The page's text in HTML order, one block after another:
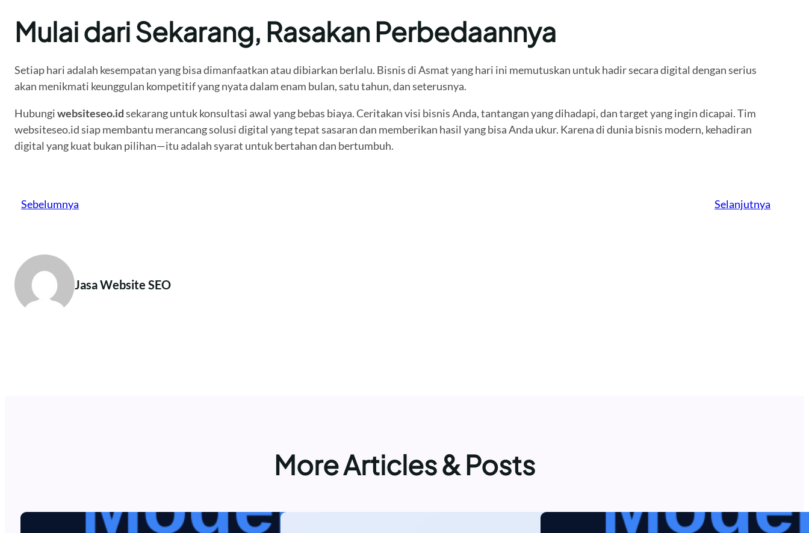
Mulai dari Sekarang, Rasakan Perbedaannya
Setiap hari adalah kesempatan yang bisa dimanfaatkan atau dibiarkan berlalu. Bisnis di Asmat yang hari ini memutuskan untuk hadir secara digital dengan serius
akan menikmati keunggulan kompetitif yang nyata dalam enam bulan, satu tahun, dan seterusnya.
Hubungiwebsiteseo.idsekarang untuk konsultasi awal yang bebas biaya. Ceritakan visi bisnis Anda, tantangan yang dihadapi, dan target yang ingin dicapai. Tim
websiteseo.id siap membantu merancang solusi digital yang tepat sasaran dan memberikan hasil yang bisa Anda ukur. Karena di dunia bisnis modern, kehadiran
digital yang kuat bukan pilihan—itu adalah syarat untuk bertahan dan bertumbuh.
Sebelumnya Selanjutnya
Jasa Website SEO
More Articles & Posts